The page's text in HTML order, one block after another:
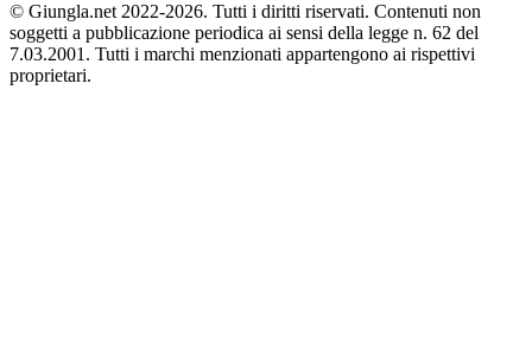
© Giungla.net 2022-2026. Tutti i diritti riservati. Contenuti non
soggetti a pubblicazione periodica ai sensi della legge n. 62 del
7.03.2001. Tutti i marchi menzionati appartengono ai rispettivi
proprietari.